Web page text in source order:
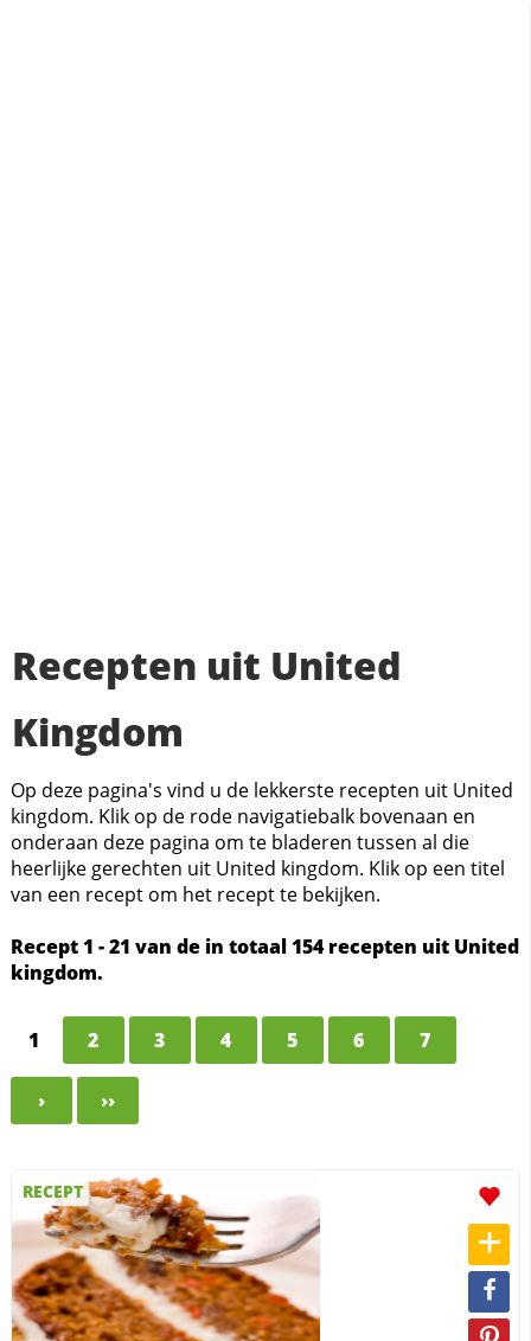
Recepten uit United
Kingdom
Op deze pagina's vind u de lekkerste recepten uit United
kingdom. Klik op de rode navigatiebalk bovenaan en
onderaan deze pagina om te bladeren tussen al die
heerlijke gerechten uit United kingdom. Klik op een titel
van een recept om het recept te bekijken.
Recept 1 - 21 van de in totaal 154 recepten uit United
kingdom.
1 2 3 4 5 6 7
› ››
RECEPT